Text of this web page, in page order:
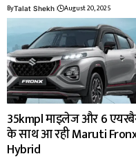
ByTalat Shekh August 20, 2025
35kmpl माइलेज और 6
के साथ आ रही Maruti
Hybrid